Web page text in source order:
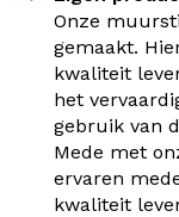
Onze
gemaakt.
kwaliteit
het
gebruik van
Mede met
ervaren
kwaliteit